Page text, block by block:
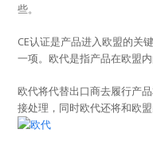
些。
CE认证是产品进入欧盟的关
一项。欧代是指产品在欧盟
欧代将代替出口商去履行产
接处理，同时欧代还将和欧